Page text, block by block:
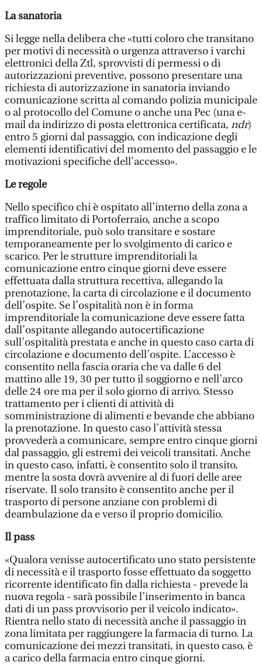
La sanatoria
Si legge nella delibera che «tutti coloro che transitano
per motivi di necessità o urgenza attraverso i varchi
elettronici della Ztl, sprovvisti di permessi o di
autorizzazioni preventive, possono presentare una
richiesta di autorizzazione in sanatoria inviando
comunicazione scritta al comando polizia municipale
o al protocollo del Comune o anche una Pec (una e-
mail da indirizzo di posta elettronica certificata, ndr)
entro 5 giorni dal passaggio, con indicazione degli
elementi identificativi del momento del passaggio e le
motivazioni specifiche dell’accesso».
Le regole
Nello specifico chi è ospitato all’interno della zona a
traffico limitato di Portoferraio, anche a scopo
imprenditoriale, può solo transitare e sostare
temporaneamente per lo svolgimento di carico e
scarico. Per le strutture imprenditoriali la
comunicazione entro cinque giorni deve essere
effettuata dalla struttura recettiva, allegando la
prenotazione, la carta di circolazione e il documento
dell’ospite. Se l’ospitalità non è in forma
imprenditoriale la comunicazione deve essere fatta
dall’ospitante allegando autocertificazione
sull’ospitalità prestata e anche in questo caso carta di
circolazione e documento dell’ospite. L’accesso è
consentito nella fascia oraria che va dalle 6 del
mattino alle 19, 30 per tutto il soggiorno e nell’arco
delle 24 ore ma per il solo giorno di arrivo. Stesso
trattamento per i clienti di attività di
somministrazione di alimenti e bevande che abbiano
la prenotazione. In questo caso l’attività stessa
provvederà a comunicare, sempre entro cinque giorni
dal passaggio, gli estremi dei veicoli transitati. Anche
in questo caso, infatti, è consentito solo il transito,
mentre la sosta dovrà avvenire al di fuori delle aree
riservate. Il solo transito è consentito anche per il
trasporto di persone anziane con problemi di
deambulazione da e verso il proprio domicilio.
Il pass
«Qualora venisse autocertificato uno stato persistente
di necessità e il trasporto fosse effettuato da soggetto
ricorrente identificato fin dalla richiesta - prevede la
nuova regola - sarà possibile l’inserimento in banca
dati di un pass provvisorio per il veicolo indicato».
Rientra nello stato di necessità anche il passaggio in
zona limitata per raggiungere la farmacia di turno. La
comunicazione dei mezzi transitati, in questo caso, è
a carico della farmacia entro cinque giorni.